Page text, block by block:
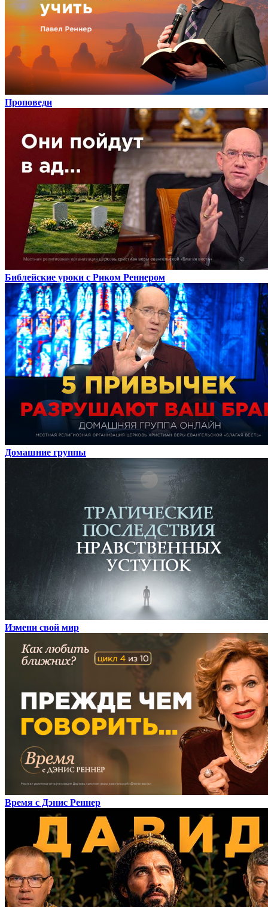
Проповеди
Библейские уроки с Риком Реннером
Домашние группы
Измени свой мир
Время с Дэнис Реннер